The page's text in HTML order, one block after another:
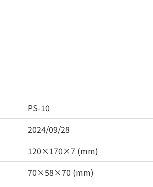
PS-10
2024/09/28
120×170×7 (mm)
70×58×70 (mm)